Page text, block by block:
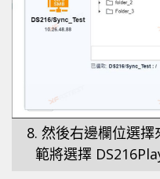
8. 然後右邊欄位選
範將選擇